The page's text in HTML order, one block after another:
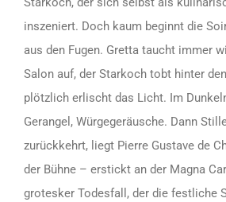
inszeniert. Doch kaum beginnt die
aus den Fugen. Gretta taucht immer
Salon auf, der Starkoch tobt hinter
plötzlich erlischt das Licht. Im
Gerangel, Würgegeräusche. Dann
zurückkehrt, liegt Pierre Gustave de
der Bühne – erstickt an der Magna
grotesker Todesfall, der die festliche